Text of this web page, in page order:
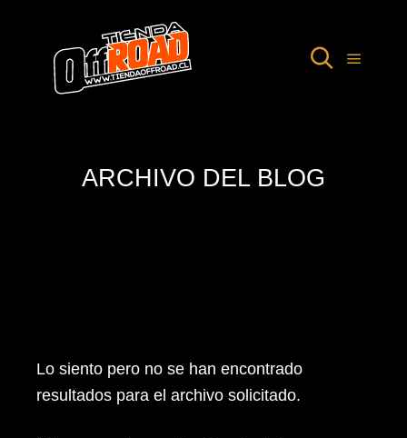
ARCHIVO DEL BLOG
Lo siento pero no se han encontrado
resultados para el archivo solicitado.